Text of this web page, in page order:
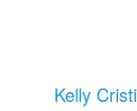
Kelly